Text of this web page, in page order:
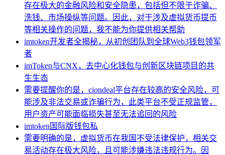
存在极大的金融风险和安全隐患，包括但不限于诈骗、
洗钱、市场操纵等问题。因此，对于涉及虚拟货币提币
等相关操作的问题，我不能为你提供相关帮助
imtoken开发者全揭秘，从初创团队到全球Web3钱包领军
者
imToken与CNX，去中心化钱包与创新区块链项目的共
生生态
需要提醒你的是，ciondeal平台存在较高的安全风险，可
能涉及非法交易或诈骗行为，此类平台不受正规监管，
用户资产可能面临损失甚至无法追回的风险
imtoken国际版钱包私
需要明确的是，虚拟货币在我国不受法律保护，相关交
易活动存在极大风险，且可能涉嫌违法违规行为。因